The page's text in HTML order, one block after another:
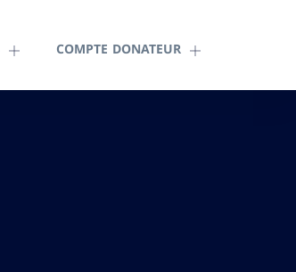
COMPTE DONATEUR